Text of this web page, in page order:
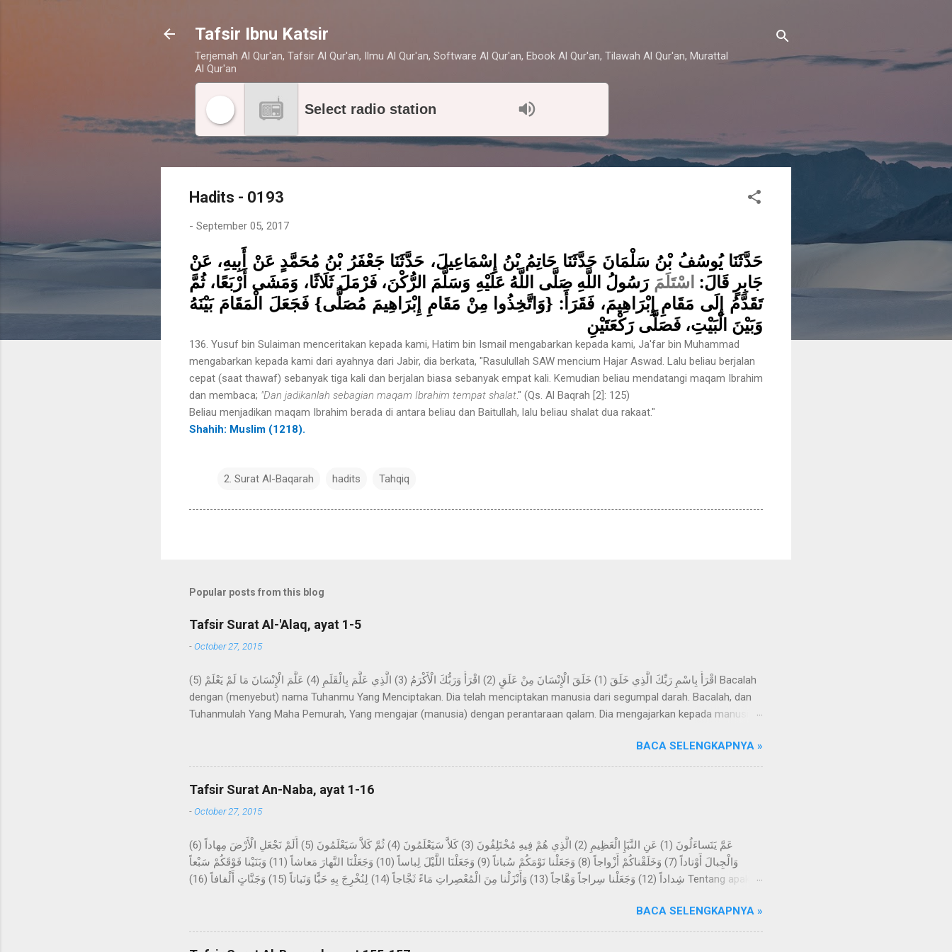
Tafsir Ibnu Katsir
Terjemah Al Qur'an, Tafsir Al Qur'an, Ilmu Al Qur'an, Software Al Qur'an, Ebook Al Qur'an, Tilawah Al Qur'an, Murattal
Al Qur'an
Select radio station
Hadits - 0193
- September 05, 2017
حَدَّثَنَا يُوسُفُ بْنُ سَلْمَانَ حَدَّثَنَا حَاتِمُ بْنُ إِسْمَاعِيلَ، حَدَّثَنَا جَعْفَرُ بْنُ مُحَمَّدٍ عَنْ أَبِيهِ، عَنْ
جَابِرٍ قَالَ: اسْتَلَمَرَسُولُ اللَّهِ صَلَّى اللَّهُ عَلَيْهِ وَسَلَّمَ الرُّكْنَ، فَرْمَلَ ثَلَاثًا، وَمَشَى أَرْبَعًا، ثُمَّ
تَقَدَّمُ إِلَى مَقَامِ إِبْرَاهِيمَ، فَقَرَأَ: {وَاتَّخِذُوا مِنْ مَقَامِ إِبْرَاهِيمَ مُصَلًّى} فَجَعَلَ الْمَقَامَ بَيْنَهُ
وَبَيْنَ الْبَيْتِ، فَصَلَّى رَكْعَتَيْنِ
136. Yusuf bin Sulaiman menceritakan kepada kami, Hatim bin Ismail mengabarkan kepada kami, Ja'far bin Muhammad
mengabarkan kepada kami dari ayahnya dari Jabir, dia berkata, "Rasulullah SAW mencium Hajar Aswad. Lalu beliau berjalan
cepat (saat thawaf) sebanyak tiga kali dan berjalan biasa sebanyak empat kali. Kemudian beliau mendatangi maqam Ibrahim
dan membaca; "Dan jadikanlah sebagian maqam Ibrahim tempat shalat." (Qs. Al Baqrah [2]: 125)
Beliau menjadikan maqam Ibrahim berada di antara beliau dan Baitullah, lalu beliau shalat dua rakaat."
Shahih: Muslim (1218).
2. Surat Al-Baqarah hadits Tahqiq
Popular posts from this blog
Tafsir Surat Al-'Alaq, ayat 1-5
-October 27, 2015
اقْرَأْ بِاسْمِ رَبِّكَ الَّذِي خَلَقَ (1) خَلَقَ الْإِنْسَانَ مِنْ عَلَقٍ (2) اقْرَأْ وَرَبُّكَ الْأَكْرَمُ (3) الَّذِي عَلَّمَ بِالْقَلَمِ (4) عَلَّمَ الْإِنْسَانَ مَا لَمْ يَعْلَمْ (5) Bacalah
dengan (menyebut) nama Tuhanmu Yang Menciptakan. Dia telah menciptakan manusia dari segumpal darah. Bacalah, dan
Tuhanmulah Yang Maha Pemurah, Yang mengajar (manusia) dengan perantaraan qalam. Dia mengajarkan kepada manusia
kepada kami Ma'mar, dari Az-Zuhri, dari Urwah, dari Aisyah yang menceritakan bahwa permulaan wahyu yang disampaikan
kepada Rasulullah Saw. berupa mimpi yang benar dalam tidurnya. Dan beliau tidak sekali-kali melihat suatu mimpi, melainkan
datangnya mimpi itu bagaikan sinar pagi hari. Kemudian dijadikan baginya suka menyendiri, dan beliau sering datang ke Gua
Hira, lalu melakukan ibadah di dalamnya selama beberapa malam yang berbilang dan...
BACA SELENGKAPNYA »
Tafsir Surat An-Naba, ayat 1-16
-October 27, 2015
عَمَّ يَتَساءَلُونَ (1) عَنِ النَّبَإِ الْعَظِيمِ (2) الَّذِي هُمْ فِيهِ مُخْتَلِفُونَ (3) كَلاَّ سَيَعْلَمُونَ (4) ثُمَّ كَلاَّ سَيَعْلَمُونَ (5) أَلَمْ نَجْعَلِ الْأَرْضَ مِهاداً (6)
وَالْجِبالَ أَوْتاداً (7) وَخَلَقْناكُمْ أَزْواجاً (8) وَجَعَلْنا نَوْمَكُمْ سُباتاً (9) وَجَعَلْنَا اللَّيْلَ لِباساً (10) وَجَعَلْنَا النَّهارَ مَعاشاً (11) وَبَنَيْنا فَوْقَكُمْ سَبْعاً
شِداداً (12) وَجَعَلْنا سِراجاً وَهَّاجاً (13) وَأَنْزَلْنا مِنَ الْمُعْصِراتِ مَاءً ثَجَّاجاً (14) لِنُخْرِجَ بِهِ حَبًّا وَنَباتاً (15) وَجَنَّاتٍ أَلْفافاً (16) Tentang apakah
akan mengetahui, kemudian sekali-kali tidak; kelak mereka akan mengetahui. Bukankah Kami telah menjadikan bumi itu
sebagai hamparan? Dan gunung-gunung sebagai pasak? Dan Kami jadikan kalian berpasang-pasangan, dan Kami jadikan
tidur kalian untuk istirahat, dan Kami jadikan malam sebagai pakaian, dan ...
BACA SELENGKAPNYA »